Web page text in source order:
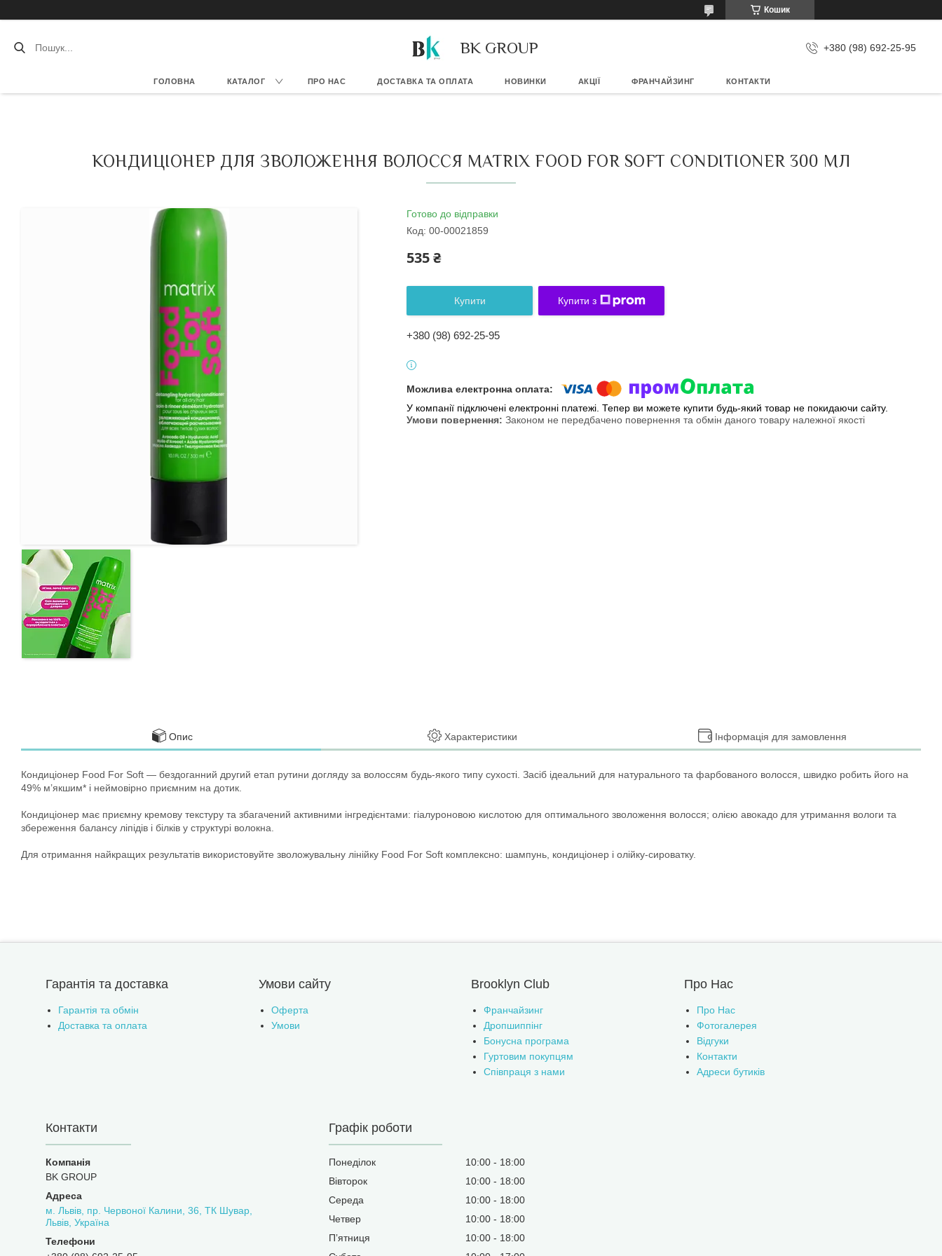
Кошик
BK GROUP +380 (98) 692-25-95
ГОЛОВНА КАТАЛОГ ПРО НАС ДОСТАВКА ТА ОПЛАТА НОВИНКИ АКЦІЇ ФРАНЧАЙЗИНГ КОНТАКТИ
КОНДИЦІОНЕР ДЛЯ ЗВОЛОЖЕННЯ ВОЛОССЯ MATRIX FOOD FOR SOFT CONDITIONER 300 МЛ
Готово до відправки
Код: 00-00021859
535 ₴
Купити Купити з
+380 (98) 692-25-95
У компанії підключені електронні платежі. Тепер ви можете купити будь-який товар не покидаючи сайту.
Законом не передбачено повернення та обмін даного товару належної якості
Опис Характеристики Інформація для замовлення
Кондиціонер Food For Soft — бездоганний другий етап рутини догляду за волоссям будь-якого типу сухості. Засіб ідеальний для натурального та фарбованого волосся, швидко робить його на
49% м’якшим* і неймовірно приємним на дотик.
Кондиціонер має приємну кремову текстуру та збагачений активними інгредієнтами: гіалуроновою кислотою для оптимального зволоження волосся; олією авокадо для утримання вологи та
збереження балансу ліпідів і білків у структурі волокна.
Для отримання найкращих результатів використовуйте зволожувальну лінійку Food For Soft комплексно: шампунь, кондиціонер і олійку-сироватку.
Гарантія та доставка
Гарантія та обмін
Доставка та оплата
Умови сайту
Оферта
Умови
Brooklyn Club
Франчайзинг
Дропшиппінг
Бонусна програма
Гуртовим покупцям
Співпраця з нами
Про Нас
Про Нас
Фотогалерея
Відгуки
Контакти
Адреси бутиків
Контакти
BK GROUP
м. Львів, пр. Червоної Калини, 36, ТК Шувар,
Львів, Україна
Графік роботи
Понеділок 10:00
18:00
Вівторок
10:00
18:00
Середа
10:00
18:00
Четвер
10:00
18:00
Пʼятниця
10:00
18:00